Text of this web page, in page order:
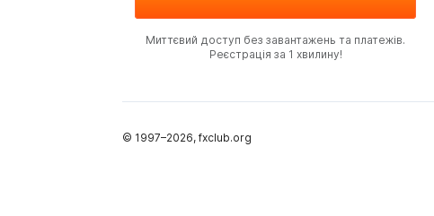
Миттєвий доступ без завантажень та платежів.
Реєстрація за 1 хвилину!
© 1997–2026, fxclub.org